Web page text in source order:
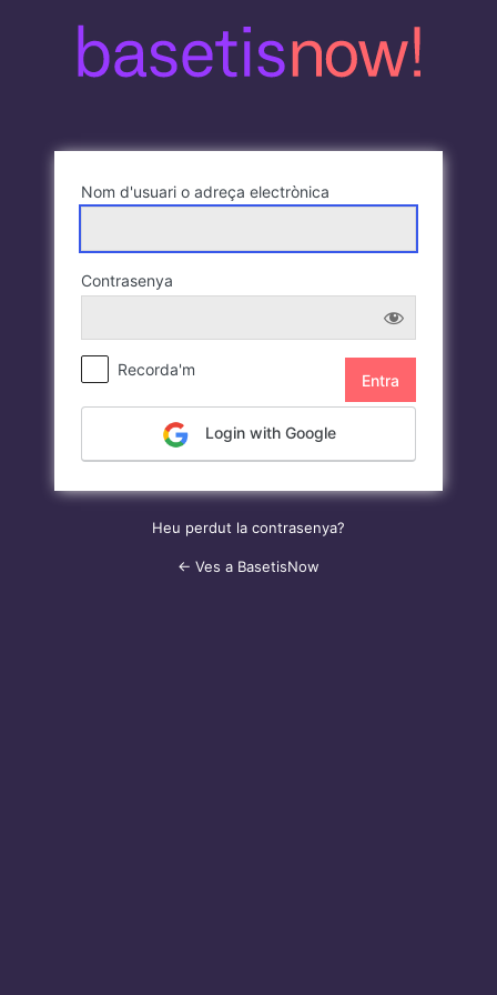
Nom d'usuari o adreça electrònica
Contrasenya
Recorda'm
Login with Google
Heu perdut la contrasenya?
← Ves a BasetisNow